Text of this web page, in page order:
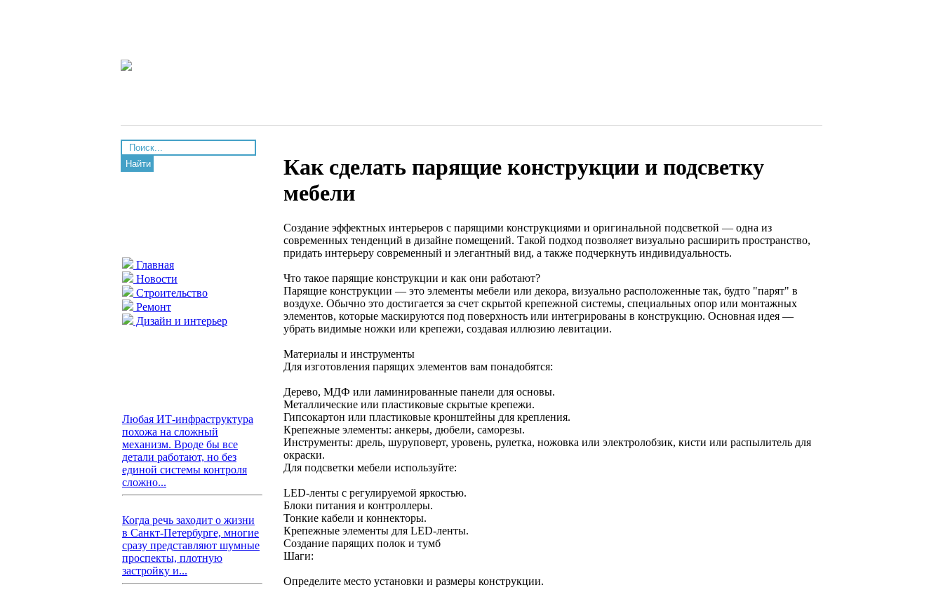
Найти
Главная
Новости
Строительство
Ремонт
Дизайн и интерьер
Любая ИТ-инфраструктура
похожа на сложный
механизм. Вроде бы все
детали работают, но без
единой системы контроля
сложно...
Когда речь заходит о жизни
в Санкт-Петербурге, многие
сразу представляют шумные
проспекты, плотную
застройку и...
Как сделать парящие конструкции и подсветку
мебели
Создание эффектных интерьеров с парящими конструкциями и оригинальной подсветкой — одна из
современных тенденций в дизайне помещений. Такой подход позволяет визуально расширить пространство,
придать интерьеру современный и элегантный вид, а также подчеркнуть индивидуальность.
Что такое парящие конструкции и как они работают?
Парящие конструкции — это элементы мебели или декора, визуально расположенные так, будто "парят" в
воздухе. Обычно это достигается за счет скрытой крепежной системы, специальных опор или монтажных
элементов, которые маскируются под поверхность или интегрированы в конструкцию. Основная идея —
убрать видимые ножки или крепежи, создавая иллюзию левитации.
Материалы и инструменты
Для изготовления парящих элементов вам понадобятся:
Дерево, МДФ или ламинированные панели для основы.
Металлические или пластиковые скрытые крепежи.
Гипсокартон или пластиковые кронштейны для крепления.
Крепежные элементы: анкеры, дюбели, саморезы.
Инструменты: дрель, шуруповерт, уровень, рулетка, ножовка или электролобзик, кисти или распылитель для
окраски.
Для подсветки мебели используйте:
LED-ленты с регулируемой яркостью.
Блоки питания и контроллеры.
Тонкие кабели и коннекторы.
Крепежные элементы для LED-ленты.
Создание парящих полок и тумб
Шаги:
Определите место установки и размеры конструкции.